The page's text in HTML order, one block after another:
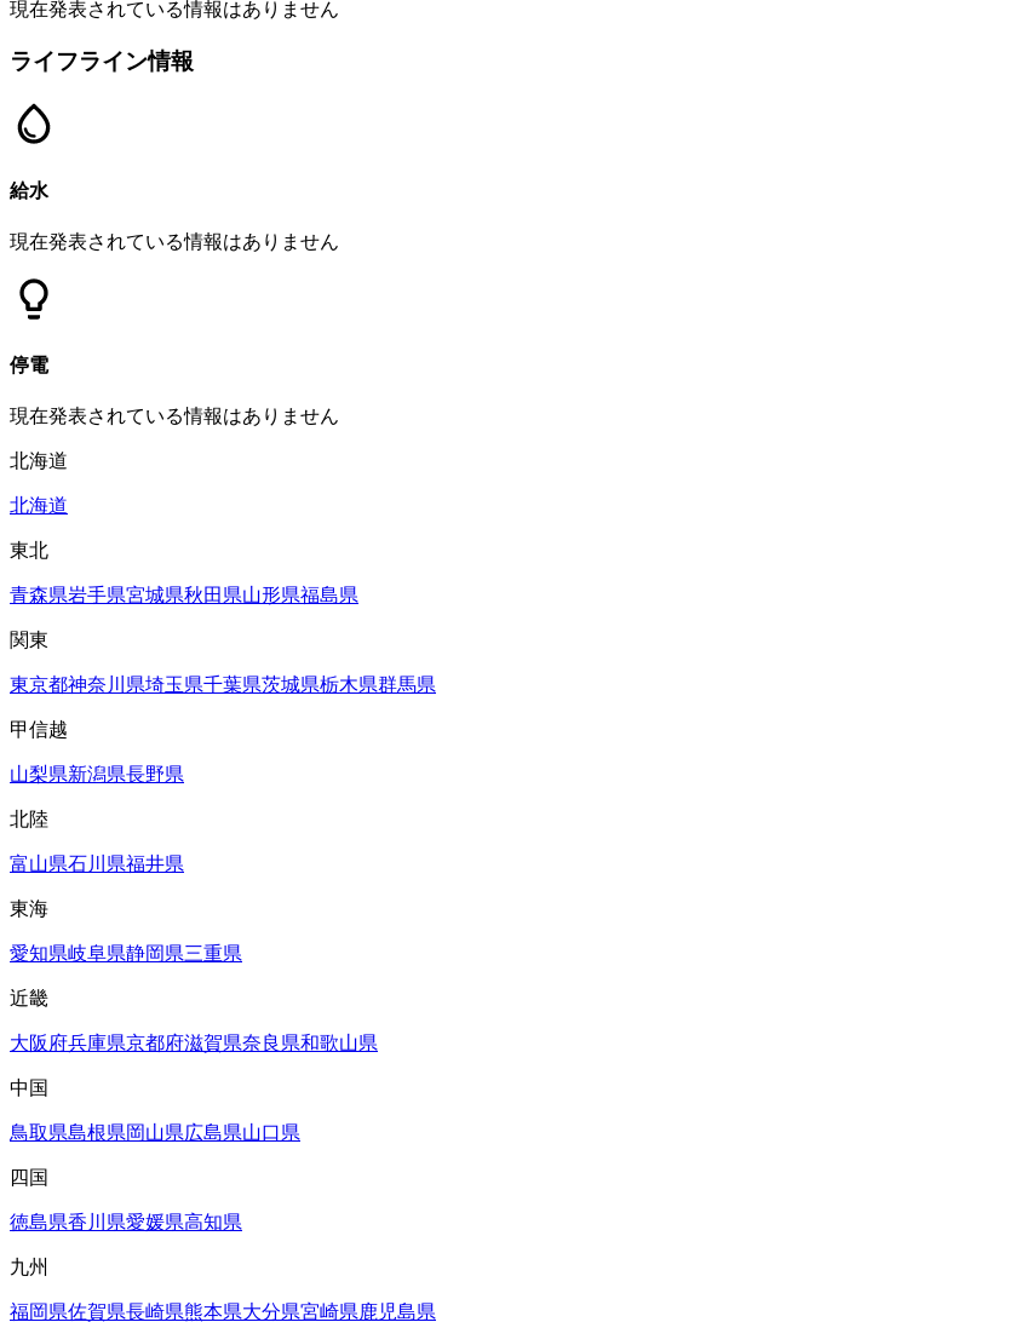
現在発表されている情報はありません
ライフライン情報
給水
現在発表されている情報はありません
停電
現在発表されている情報はありません
北海道
北海道
東北
青森県岩手県宮城県秋田県山形県福島県
関東
東京都神奈川県埼玉県千葉県茨城県栃木県群馬県
甲信越
山梨県新潟県長野県
北陸
富山県石川県福井県
東海
愛知県岐阜県静岡県三重県
近畿
大阪府兵庫県京都府滋賀県奈良県和歌山県
中国
鳥取県島根県岡山県広島県山口県
四国
徳島県香川県愛媛県高知県
九州
福岡県佐賀県長崎県熊本県大分県宮崎県鹿児島県